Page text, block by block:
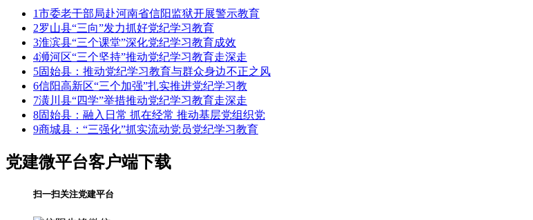
1市委老干部局赴河南省信阳监狱开展警示教育
2罗山县“三向”发力抓好党纪学习教育
3淮滨县“三个课堂”深化党纪学习教育成效
4浉河区“三个坚持”推动党纪学习教育走深走
5固始县：推动党纪学习教育与群众身边不正之风
6信阳高新区“三个加强”扎实推进党纪学习教
7潢川县“四学”举措推动党纪学习教育走深走
8固始县：融入日常 抓在经常 推动基层党组织党
9商城县：“三强化”抓实流动党员党纪学习教育
党建微平台客户端下载
扫一扫关注党建平台